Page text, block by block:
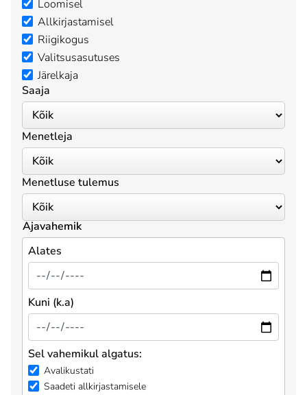
Loomisel
Allkirjastamisel
Riigikogus
Valitsusasutuses
Järelkaja
Saaja
Menetleja
Menetluse tulemus
Ajavahemik
Alates
Kuni (k.a)
Sel vahemikul algatus:
Avalikustati
Saadeti allkirjastamisele